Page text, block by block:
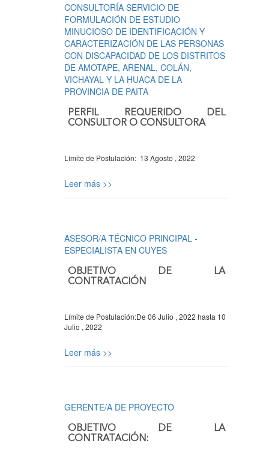
CONSULTORÍA SERVICIO DE
FORMULACIÓN DE ESTUDIO
MINUCIOSO DE IDENTIFICACIÓN Y
CARACTERIZACIÓN DE LAS PERSONAS
CON DISCAPACIDAD DE LOS DISTRITOS
DE AMOTAPE, ARENAL, COLÁN,
VICHAYAL Y LA HUACA DE LA
PROVINCIA DE PAITA
PERFIL REQUERIDO DEL
CONSULTOR O CONSULTORA
Límite de Postulación: 13 Agosto , 2022
Leer más >>
ASESOR/A TÉCNICO PRINCIPAL -
ESPECIALISTA EN CUYES
OBJETIVO DE LA
CONTRATACIÓN
Límite de Postulación:De06 Julio , 2022 hasta 10
Julio , 2022
Leer más >>
GERENTE/A DE PROYECTO
OBJETIVO DE LA
CONTRATACIÓN: